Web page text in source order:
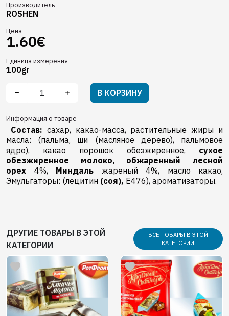
Производитель
ROSHEN
Цена
1.60€
Единица измерения
100gr
В КОРЗИНУ
Информация о товаре
Состав: сахар, какао-масса, растительные жиры и
масла: (пальма, ши (масляное дерево), пальмовое
ядро), какао порошок обезжиренное, сухое
обезжиренное молоко, обжаренный лесной
орех 4%, Миндаль жареный 4%, масло какао,
Эмульгаторы: (лецитин (соя), E476), ароматизаторы.
ДРУГИЕ ТОВАРЫ В ЭТОЙ
КАТЕГОРИИ
ВСЕ ТОВАРЫ В ЭТОЙ
КАТЕГОРИИ